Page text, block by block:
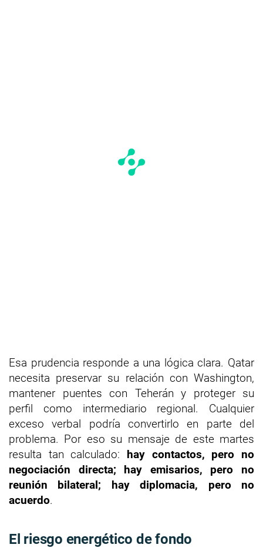
Esa prudencia responde a una lógica clara. Qatar
necesita preservar su relación con Washington,
mantener puentes con Teherán y proteger su
perfil como intermediario regional. Cualquier
exceso verbal podría convertirlo en parte del
problema. Por eso su mensaje de este martes
resulta tan calculado: hay contactos, pero no
negociación directa; hay emisarios, pero no
reunión bilateral; hay diplomacia, pero no
acuerdo.
El riesgo energético de fondo